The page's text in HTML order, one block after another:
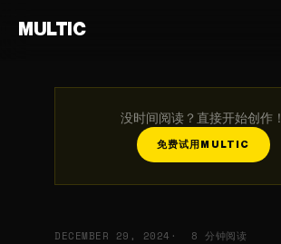
MULTIC
没时间阅读？直接开始创作！
免费试用MULTIC
DECEMBER 29, 2024 8 分钟阅读